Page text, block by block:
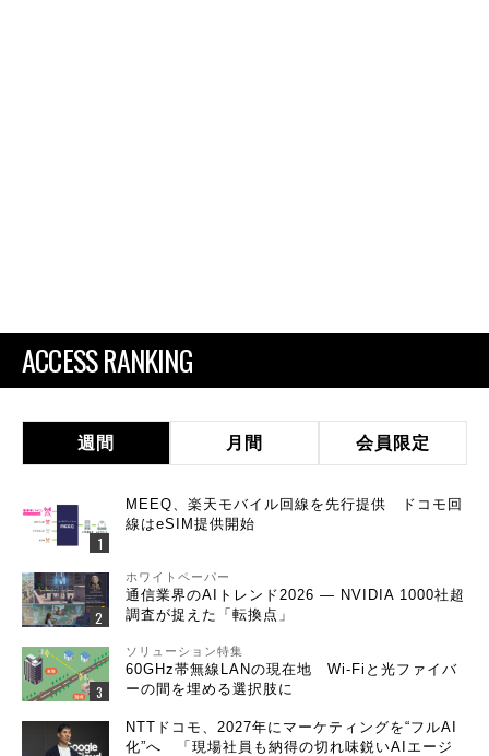
ACCESS RANKING
週間 月間 会員限定
MEEQ、楽天モバイル回線を先行提供 ドコモ回
線はeSIM提供開始
ホワイトペーパー
通信業界のAIトレンド2026 ― NVIDIA 1000社超
調査が捉えた「転換点」
ソリューション特集
60GHz帯無線LANの現在地 Wi-Fiと光ファイバ
ーの間を埋める選択肢に
NTTドコモ、2027年にマーケティングを“フルAI
化”へ 「現場社員も納得の切れ味鋭いAIエージ